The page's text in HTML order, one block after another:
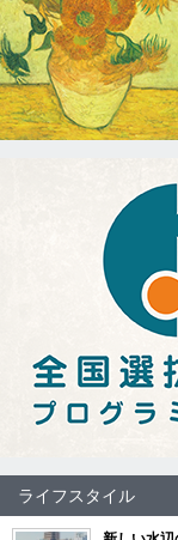
ライフスタイル